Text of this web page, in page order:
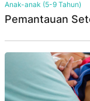
Anak-anak (5-9 Tahun)
Pemantauan